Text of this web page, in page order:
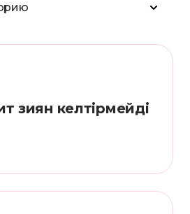
зиян келтірмейді